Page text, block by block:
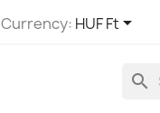
Currency: HUF Ft
search